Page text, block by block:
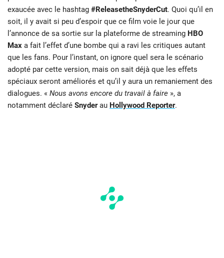
exaucée avec le hashtag #ReleasetheSnyderCut. Quoi qu’il en
soit, il y avait si peu d’espoir que ce film voie le jour que
l’annonce de sa sortie sur la plateforme de streaming HBO
Max a fait l’effet d’une bombe qui a ravi les critiques autant
que les fans. Pour l’instant, on ignore quel sera le scénario
adopté par cette version, mais on sait déjà que les effets
spéciaux seront améliorés et qu’il y aura un remaniement des
dialogues. « Nous avons encore du travail à faire », a
notamment déclaré Snyderau Hollywood Reporter.